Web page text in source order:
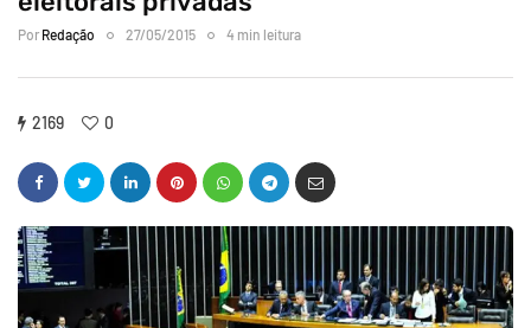
Por Redação 27/05/2015 4 min leitura
2169 0